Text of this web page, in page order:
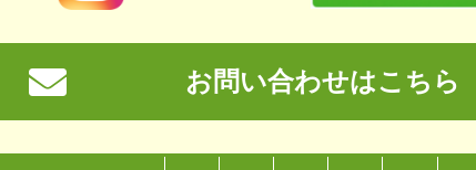
お問い合わせはこちら